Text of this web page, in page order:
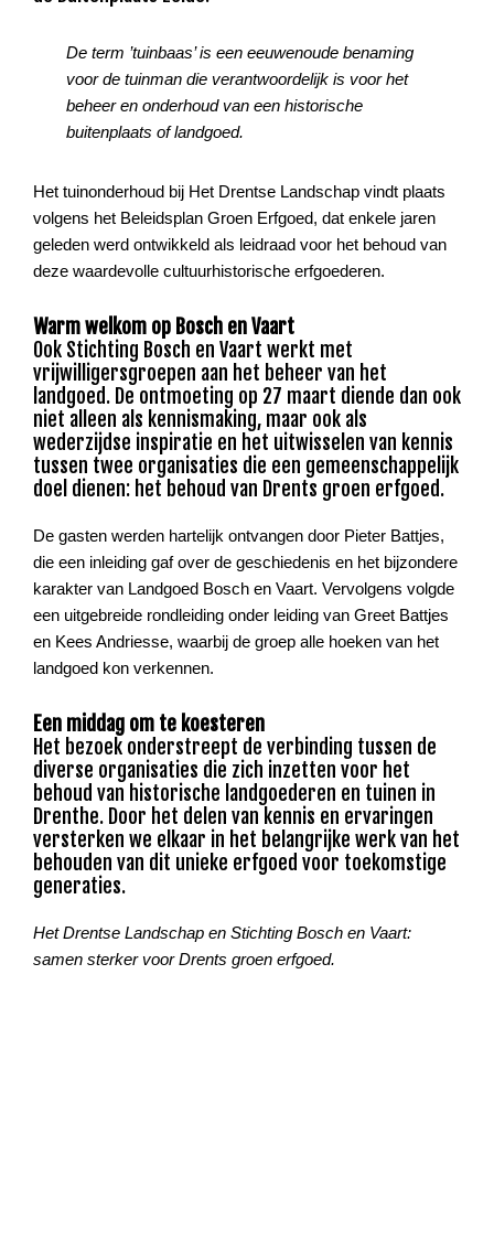
De term ’tuinbaas’ is een eeuwenoude benaming
voor de tuinman die verantwoordelijk is voor het
beheer en onderhoud van een historische
buitenplaats of landgoed.
Het tuinonderhoud bij Het Drentse Landschap vindt plaats
volgens het Beleidsplan Groen Erfgoed, dat enkele jaren
geleden werd ontwikkeld als leidraad voor het behoud van
deze waardevolle cultuurhistorische erfgoederen.
Warm welkom op Bosch en Vaart
Ook Stichting Bosch en Vaart werkt met
vrijwilligersgroepen aan het beheer van het
landgoed. De ontmoeting op 27 maart diende dan ook
niet alleen als kennismaking, maar ook als
wederzijdse inspiratie en het uitwisselen van kennis
tussen twee organisaties die een gemeenschappelijk
doel dienen: het behoud van Drents groen erfgoed.
De gasten werden hartelijk ontvangen door Pieter Battjes,
die een inleiding gaf over de geschiedenis en het bijzondere
karakter van Landgoed Bosch en Vaart. Vervolgens volgde
een uitgebreide rondleiding onder leiding van Greet Battjes
en Kees Andriesse, waarbij de groep alle hoeken van het
landgoed kon verkennen.
Een middag om te koesteren
Het bezoek onderstreept de verbinding tussen de
diverse organisaties die zich inzetten voor het
behoud van historische landgoederen en tuinen in
Drenthe. Door het delen van kennis en ervaringen
versterken we elkaar in het belangrijke werk van het
behouden van dit unieke erfgoed voor toekomstige
generaties.
Het Drentse Landschap en Stichting Bosch en Vaart:
samen sterker voor Drents groen erfgoed.